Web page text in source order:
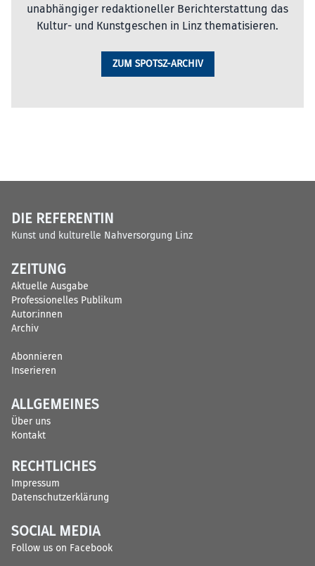
unabhängiger redaktioneller Berichterstattung das
Kultur- und Kunstgeschen in Linz thematisieren.
ZUM SPOTSZ-ARCHIV
DIE REFERENTIN
Kunst und kulturelle Nahversorgung Linz
ZEITUNG
Aktuelle Ausgabe
Professionelles Publikum
Autor:innen
Archiv
Abonnieren
Inserieren
ALLGEMEINES
Über uns
Kontakt
RECHTLICHES
Impressum
Datenschutzerklärung
SOCIAL MEDIA
Follow us on Facebook